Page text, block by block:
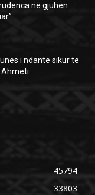
në gjuhën
i ndante sikur të
Ahmeti
45794
33803